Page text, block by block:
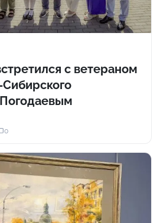
с ветераном
0